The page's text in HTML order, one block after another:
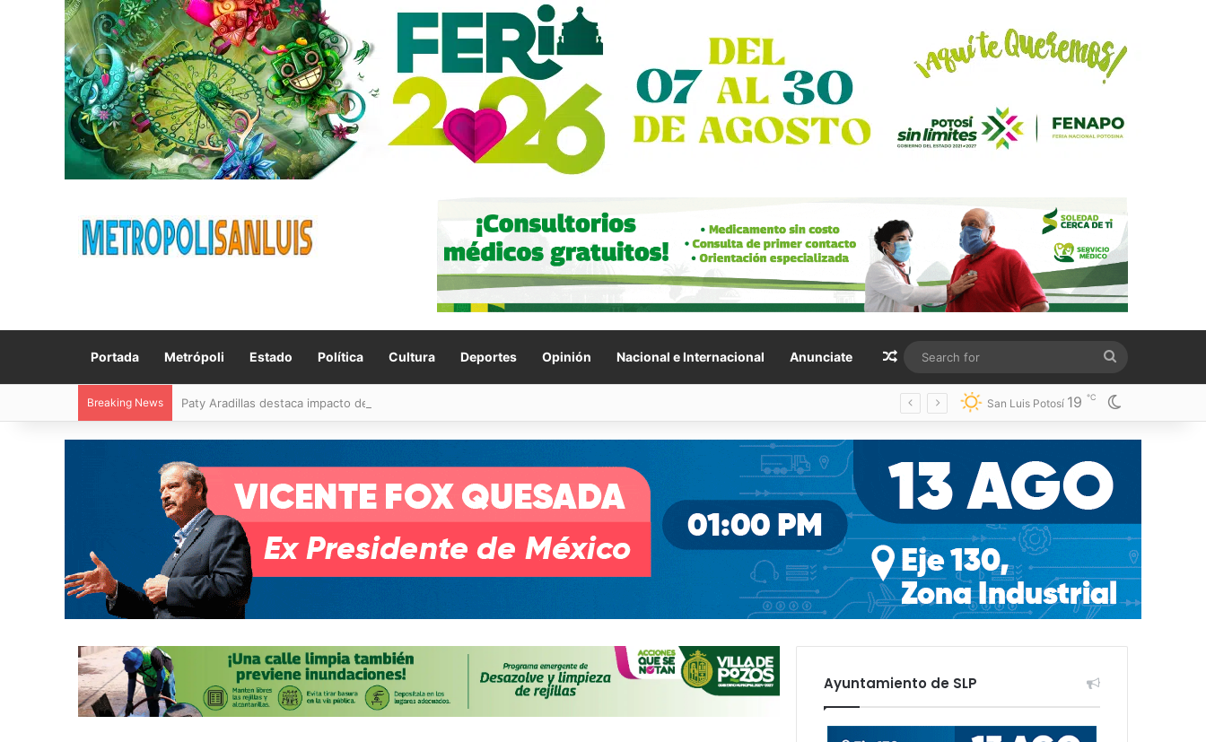
Portada Metrópoli Estado Política Cultura Deportes Opinión Nacional e Internacional Anunciate Random Article
for
Breaking News Paty Aradillas destaca impacto del nuevo desnivel de Circuito Potosí en la movilidad de Villa de Pozos San Luis Potosí 19 ℃
Ayuntamiento de SLP